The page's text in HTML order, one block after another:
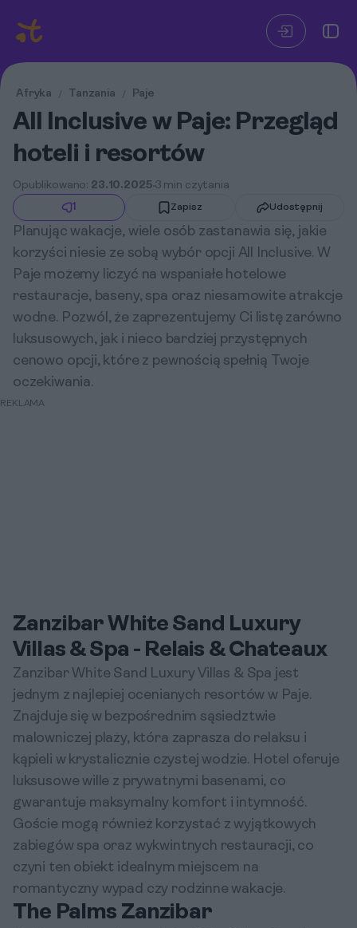
Afryka / Tanzania / Paje
All Inclusive w Paje: Przegląd
hoteli i resortów
Opublikowano: 23.10.20253 min czytania
1
Zapisz Udostępnij
Planując wakacje, wiele osób zastanawia się, jakie
korzyści niesie ze sobą wybór opcji All Inclusive. W
Paje możemy liczyć na wspaniałe hotelowe
restauracje, baseny, spa oraz niesamowite atrakcje
wodne. Pozwól, że zaprezentujemy Ci listę zarówno
luksusowych, jak i nieco bardziej przystępnych
cenowo opcji, które z pewnością spełnią Twoje
oczekiwania.
REKLAMA
Zanzibar White Sand Luxury
Villas & Spa - Relais & Chateaux
Zanzibar White Sand Luxury Villas & Spa jest
jednym z najlepiej ocenianych resortów w Paje.
Znajduje się w bezpośrednim sąsiedztwie
malowniczej plaży, która zaprasza do relaksu i
kąpieli w krystalicznie czystej wodzie. Hotel oferuje
luksusowe wille z prywatnymi basenami, co
gwarantuje maksymalny komfort i intymność.
Goście mogą również korzystać z wyjątkowych
zabiegów spa oraz wykwintnych restauracji, co
czyni ten obiekt idealnym miejscem na
romantyczny wypad czy rodzinne wakacje.
The Palms Zanzibar